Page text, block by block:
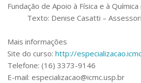
Fundação de Apoio à Física e à Química
Texto: Denise Casatti –
Mais informações
Site do curso: http://
Telefone: (16) 3373-9146
E-mail: especializacao@icmc.usp.br